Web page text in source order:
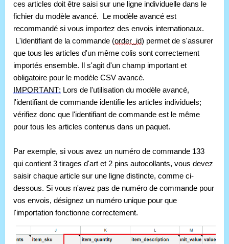
ces articles doit être saisi sur une ligne individuelle dans le
fichier du modèle avancé.  Le modèle avancé est
recommandé si vous importez des envois internationaux.
L'identifiant de la commande (order_id) permet de s'assurer
que tous les articles d'un même colis sont correctement
importés ensemble. Il s'agit d'un champ important et
obligatoire pour le modèle CSV avancé.
IMPORTANT: Lors de l'utilisation du modèle avancé,
l'identifiant de commande identifie les articles individuels;
vérifiez donc que l'identifiant de commande est le même
pour tous les articles contenus dans un paquet.
Par exemple, si vous avez un numéro de commande 133
qui contient 3 tirages d'art et 2 pins autocollants, vous devez
saisir chaque article sur une ligne distincte, comme ci-
dessous. Si vous n'avez pas de numéro de commande pour
vos envois, désignez un numéro unique pour que
l'importation fonctionne correctement.